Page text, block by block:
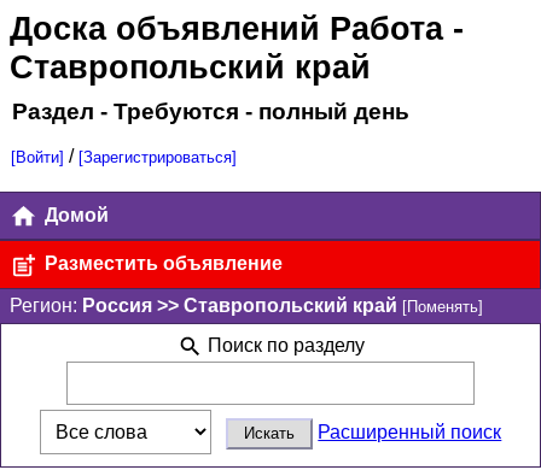
Доска объявлений Работа-
Ставропольский край
Раздел - Требуются - полный день
[Войти] / [Зарегистрироваться]
Домой
Разместить объявление
Регион: Россия >> Ставропольский край [Поменять]
Поиск по разделу
Расширенный поиск